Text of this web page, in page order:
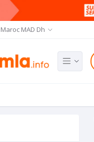
Maroc MAD Dh